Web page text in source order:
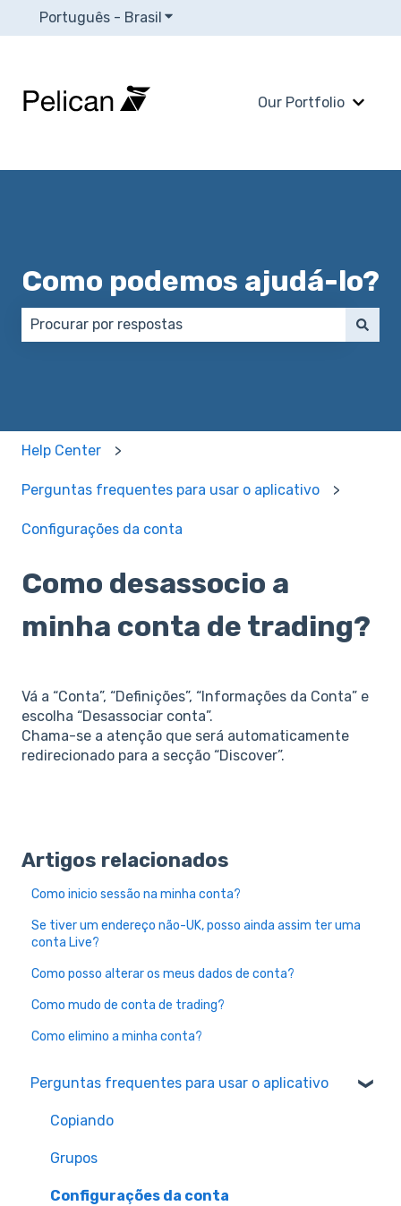
Português - Brasil Mostrar submenu para traduções
Our Portfolio
Como podemos ajudá-lo?
Help Center
Perguntas frequentes para usar o aplicativo
Configurações da conta
Como desassocio a
minha conta de trading?
Vá a “Conta”, “Definições”, “Informações da Conta” e
escolha “Desassociar conta”.
Chama-se a atenção que será automaticamente
redirecionado para a secção “Discover”.
Artigos relacionados
Como inicio sessão na minha conta?
Se tiver um endereço não-UK, posso ainda assim ter uma
conta Live?
Como posso alterar os meus dados de conta?
Como mudo de conta de trading?
Como elimino a minha conta?
Perguntas frequentes para usar o aplicativo
Copiando
Grupos
Configurações da conta